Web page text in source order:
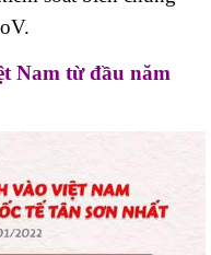
Nam từ đầu năm